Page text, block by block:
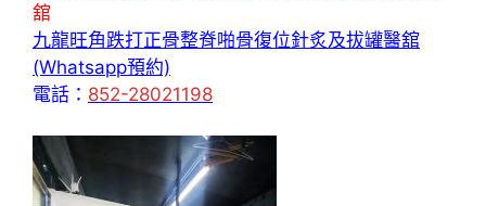
舘
九龍旺角跌打正骨整脊啪骨復位針炙及拔罐醫舘
(Whatsapp預約)
電話： 852-28021198